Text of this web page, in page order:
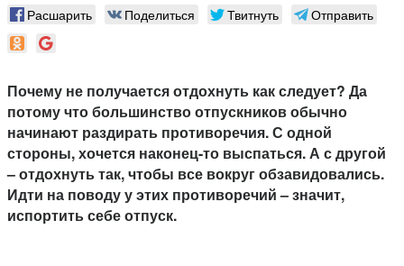
Расшарить Поделиться Твитнуть Отправить
Почему не получается отдохнуть как следует? Да
потому что большинство отпускников обычно
начинают раздирать противоречия. С одной
стороны, хочется наконец-то выспаться. А с другой
– отдохнуть так, чтобы все вокруг обзавидовались.
Идти на поводу у этих противоречий – значит,
испортить себе отпуск.